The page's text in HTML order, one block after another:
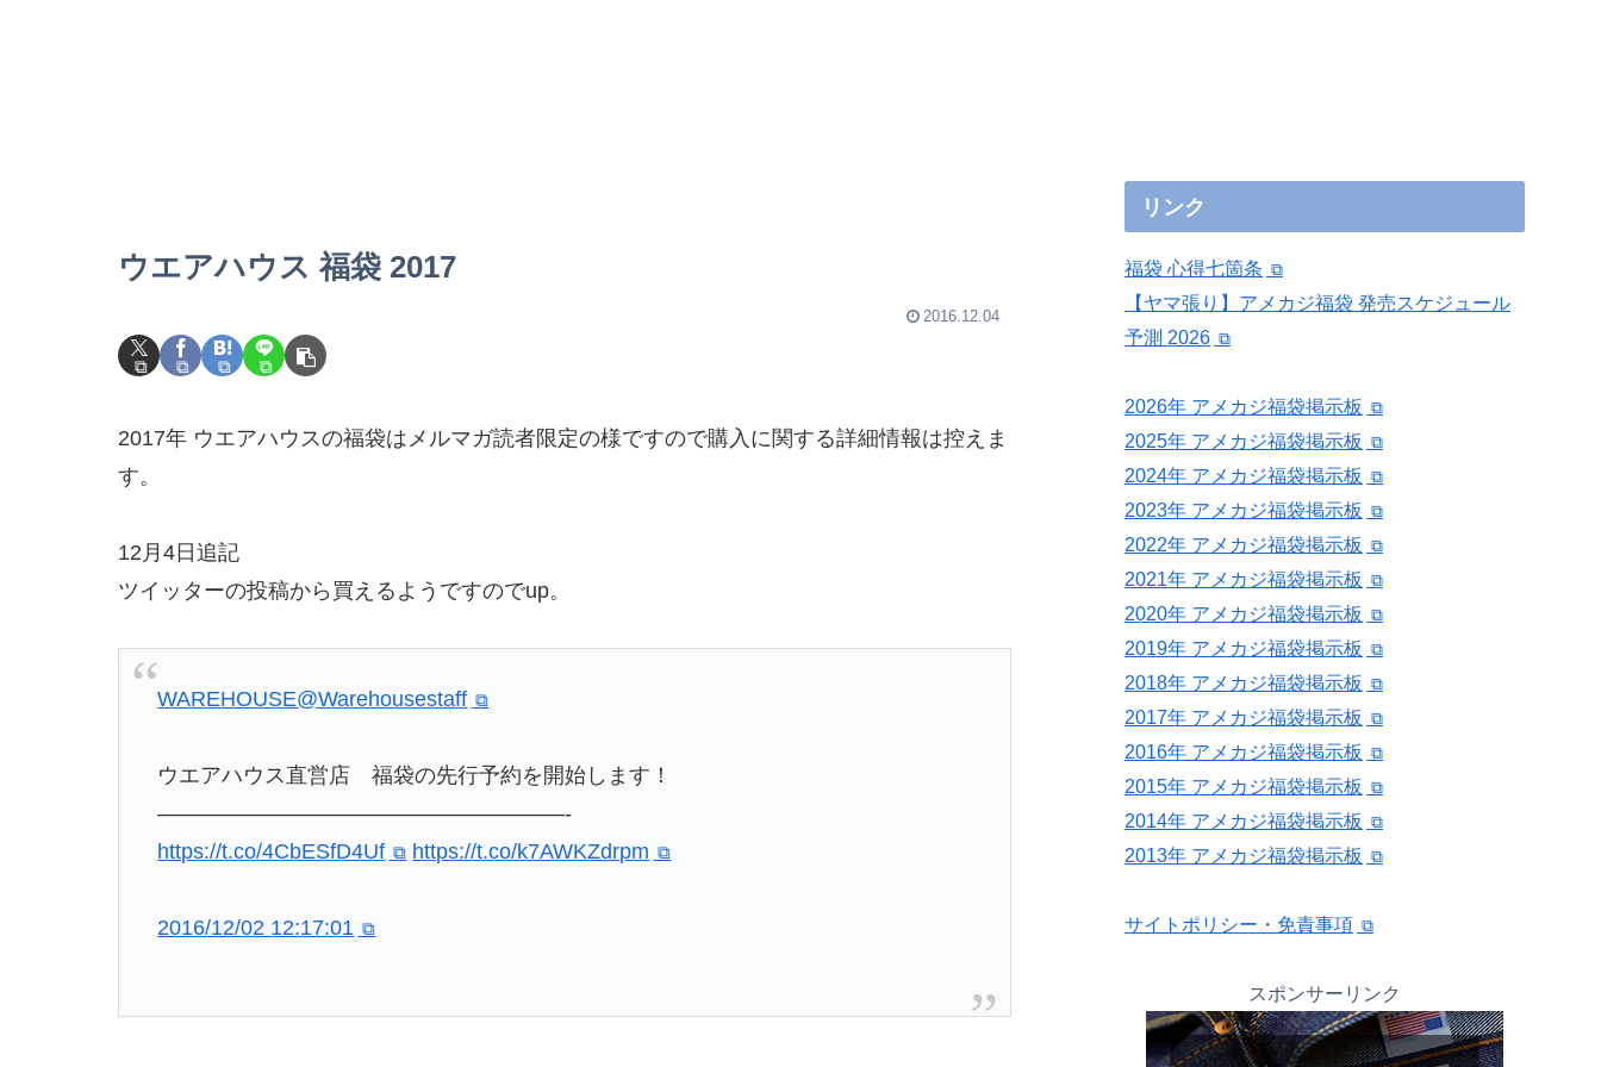
ウエアハウス 福袋 2017
2016.12.04
2017年 ウエアハウスの福袋はメルマガ読者限定の様ですので購入に関する詳細情報は控えま
す。
12月4日追記
ツイッターの投稿から買えるようですのでup。
WAREHOUSE@Warehousestaff
ウエアハウス直営店 福袋の先行予約を開始します！
———————————————————-
https://t.co/4CbESfD4Uf
https://t.co/k7AWKZdrpm
2016/12/02 12:17:01
リンク
福袋 心得七箇条
【ヤマ張り】アメカジ福袋 発売スケジュール
予測 2026
2026年 アメカジ福袋掲示板
2025年 アメカジ福袋掲示板
2024年 アメカジ福袋掲示板
2023年 アメカジ福袋掲示板
2022年 アメカジ福袋掲示板
2021年 アメカジ福袋掲示板
2020年 アメカジ福袋掲示板
2019年 アメカジ福袋掲示板
2018年 アメカジ福袋掲示板
2017年 アメカジ福袋掲示板
2016年 アメカジ福袋掲示板
2015年 アメカジ福袋掲示板
2014年 アメカジ福袋掲示板
2013年 アメカジ福袋掲示板
サイトポリシー・免責事項
スポンサーリンク